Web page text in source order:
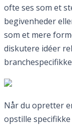
ofte ses som et
begivenheder
som et mere
diskutere idéer
Når du opretter
opstille